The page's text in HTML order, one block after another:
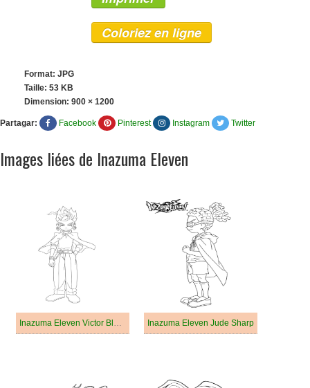
Coloriez en ligne
Format: JPG
Taille: 53 KB
Dimension: 900 × 1200
Partagar: Facebook Pinterest Instagram Twitter
Images liées de Inazuma Eleven
Inazuma Eleven Victor Blade Inazuma Eleven Jude Sharp